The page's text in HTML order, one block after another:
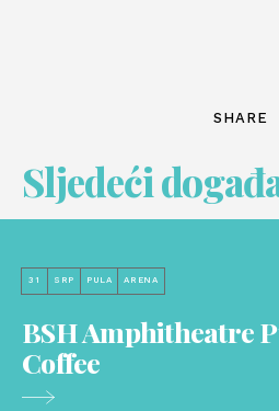
SHARE
Sljedeći
31 SRP PULA ARENA
BSH Amphitheatre
Coffee